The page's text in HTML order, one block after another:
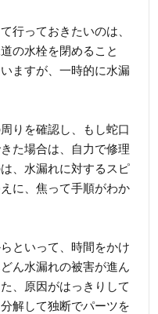
行っておきたいのは、
の水栓を閉めること
ますが、一時的に水漏
りを確認し、もし蛇口
た場合は、自力で修理
、水漏れに対するスピ
に、焦って手順がわか
といって、時間をかけ
ん水漏れの被害が進ん
、原因がはっきりして
解して独断でパーツを